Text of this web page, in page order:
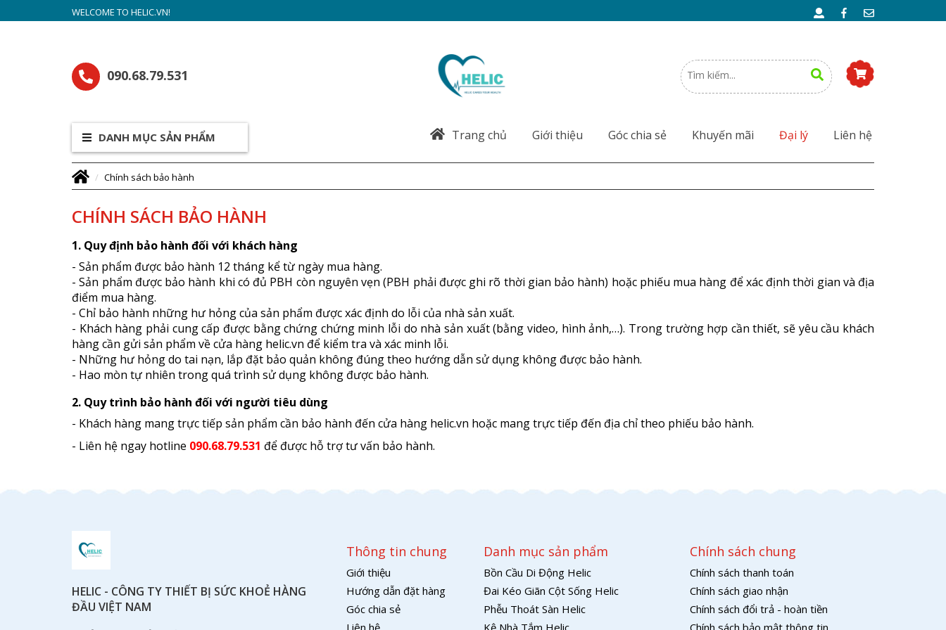
WELCOME TO HELIC.VN!
090.68.79.531
DANH MỤC SẢN PHẨM Trang chủ Giới thiệu Góc chia sẻ Khuyến mãi Đại lý Liên hệ
Chính sách bảo hành
CHÍNH SÁCH BẢO HÀNH
1. Quy định bả​o hành đối với khách hàng
- Sản phẩm được bảo hành 12 tháng kể từ ngày mua hàng.
- Sản phẩm được bảo hành khi có đủ PBH còn nguyên vẹn (PBH phải được ghi rõ thời gian bảo hành) hoặc phiếu mua hàng để xác định thời gian và địa
điểm mua hàng.
- Chỉ bảo hành những hư hỏng của sản phẩm được xác định do lỗi của nhà sản xuất.
- Khách hàng phải cung cấp được bằng chứng chứng minh lỗi do nhà sản xuất (bằng video, hình ảnh,…). Trong trường hợp cần thiết, sẽ yêu cầu khách
hàng cần gửi sản phẩm về cửa hàng helic.vn để kiểm tra và xác minh lỗi.
- Những hư hỏng do tai nạn, lắp đặt bảo quản không đúng theo hướng dẫn sử dụng không được bảo hành.
- Hao mòn tự nhiên trong quá trình sử dụng không được bảo hành.
2. Quy trình bảo hành đố​i với người tiêu dùng
- Khách hàng mang trực tiếp sản phẩm cần bảo hành đến cửa hàng helic.vn hoặc mang trực tiếp đến địa chỉ theo phiếu bảo hành.
- Liên hệ ngay hotline 090.68.79.531 để được hỗ trợ tư vấn bảo hành.
HELIC - CÔNG TY THIẾT BỊ SỨC KHOẺ HÀNG
ĐẦU VIỆT NAM
Thông tin chung
Giới thiệu
Hướng dẫn đặt hàng
Góc chia sẻ
Danh mục sản phẩm
Bồn Cầu Di Động Helic
Đai Kéo Giãn Cột Sống Helic
Phễu Thoát Sàn Helic
Chính sách chung
Chính sách thanh toán
Chính sách giao nhận
Chính sách đổi trả - hoàn tiền